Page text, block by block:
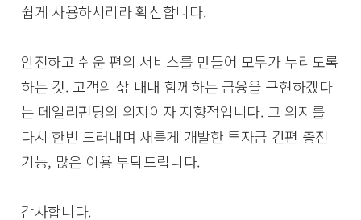
쉽게 사용하시리라 확신합니다.
안전하고 쉬운 편의 서비스를 만들어 모두가 누리도록
하는 것. 고객의 삶 내내 함께하는 금융을 구현하겠다
는 데일리펀딩의 의지이자 지향점입니다. 그 의지를
다시 한번 드러내며 새롭게 개발한 투자금 간편 충전
기능, 많은 이용 부탁드립니다.
감사합니다.